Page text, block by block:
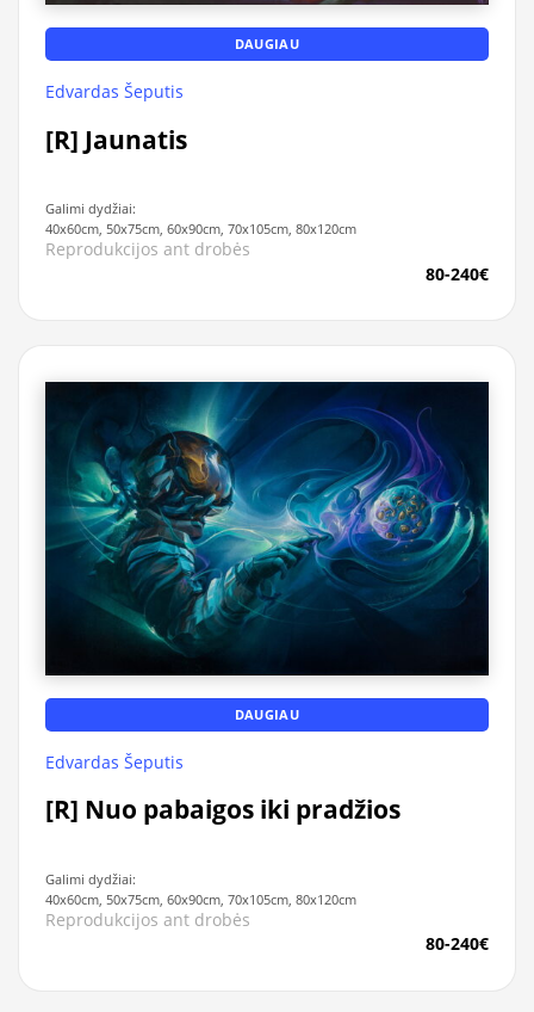
DAUGIAU
Edvardas Šeputis
[R] Jaunatis
Galimi dydžiai:
40x60cm, 50x75cm, 60x90cm, 70x105cm, 80x120cm
Reprodukcijos ant drobės
80-240€
DAUGIAU
Edvardas Šeputis
[R] Nuo pabaigos iki pradžios
Galimi dydžiai:
40x60cm, 50x75cm, 60x90cm, 70x105cm, 80x120cm
Reprodukcijos ant drobės
80-240€